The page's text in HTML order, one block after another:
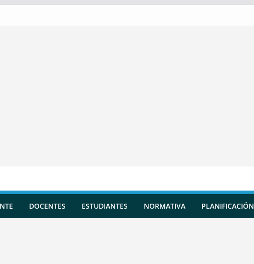
DOCENTES ESTUDIANTES NORMATIVA PLANIFICACIÓN